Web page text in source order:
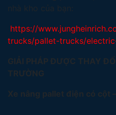
nhà kho của bạn:
https://
trucks/pallet-trucks/
GIẢI PHÁP ĐƯỢC THAY
TRƯỜNG
Xe nâng pallet điện có cột